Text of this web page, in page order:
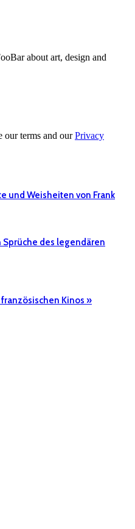
about art, design and
our terms and ourPrivacy
und Weisheiten von Frank
Sprüche des legendären
Kinos »